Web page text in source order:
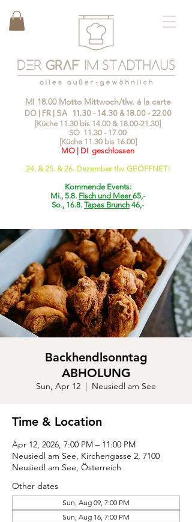
MI 18.00 Motto Mittwoch/tlw. á la carte
DO | FR | SA 11.30 - 14.30&18.00 - 22.00
[Küche 11.30 bis 14.00 & 18.00-21.30]
SO 11.30 - 17.00
[Küche 11.30 bis 16.00]
MO | DI geschlossen
24. & 25. & 26. Dezember tlw. GEÖFFNET!
Kommende Events:
Mi., 5.8. Fisch und Meer65,-
So., 16.8. Tapas Brunch 46,-
Backhendlsonntag
ABHOLUNG
Sun, Apr 12
  |
Neusiedl am See
Time & Location
Apr 12, 2026, 7:00 PM – 11:00 PM
Neusiedl am See, Kirchengasse 2, 7100
Neusiedl am See, Österreich
Other dates
Sun, Aug 09, 7:00 PM
Sun, Aug 16, 7:00 PM